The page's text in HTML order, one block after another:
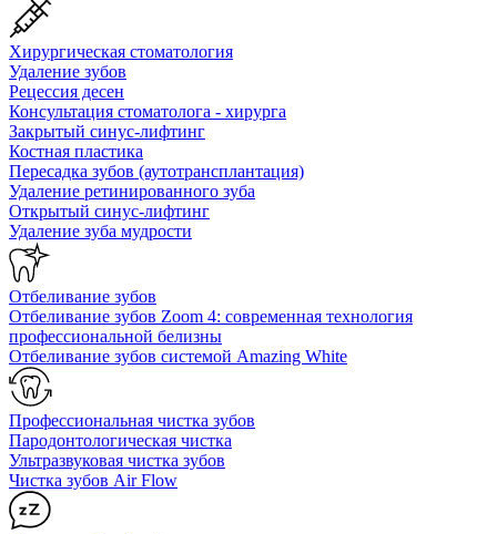
Хирургическая стоматология
Удаление зубов
Рецессия десен
Консультация стоматолога - хирурга
Закрытый синус-лифтинг
Костная пластика
Пересадка зубов (аутотрансплантация)
Удаление ретинированного зуба
Открытый синус-лифтинг
Удаление зуба мудрости
Отбеливание зубов
Отбеливание зубов Zoom 4: современная технология
профессиональной белизны
Отбеливание зубов системой Amazing White
Профессиональная чистка зубов
Пародонтологическая чистка
Ультразвуковая чистка зубов
Чистка зубов Air Flow